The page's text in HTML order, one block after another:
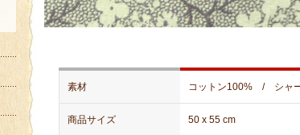
素材 コットン100% / シャー
商品サイズ 50 x 55 cm